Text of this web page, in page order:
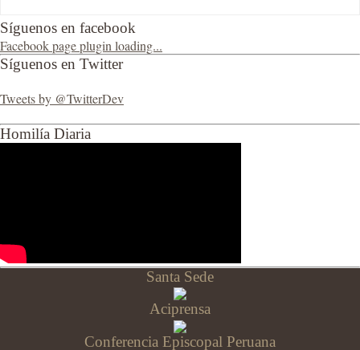
Síguenos en facebook
Facebook page plugin loading...
Síguenos en Twitter
Tweets by @TwitterDev
Homilía Diaria
Santa Sede
Aciprensa
Conferencia Episcopal Peruana